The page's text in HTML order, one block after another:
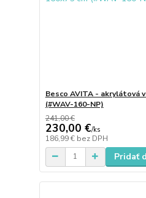
Besco AVITA - akrylátová
(#WAV-160-NP)
241,00 €
230,00 €/ks
186,99 € bez DPH
Pridať